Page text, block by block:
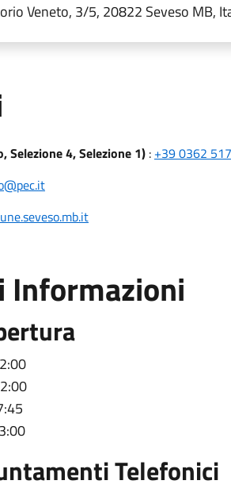
Veneto, 3/5, 20822 Seveso MB,
Selezione 4, Selezione 1): +39 0362
Telefonici